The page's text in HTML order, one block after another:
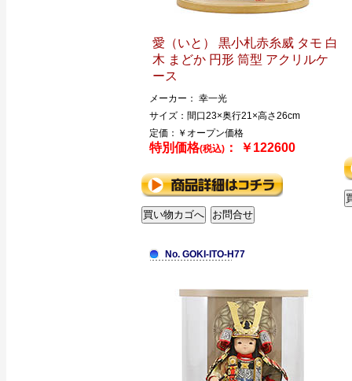
愛（いと） 黒小札赤糸威 タモ 白
木 まどか 円形 筒型 アクリルケ
ース
メーカー： 幸一光
サイズ：間口23×奥行21×高さ26cm
定価：￥オープン価格
特別価格(税込)： ￥122600
No. GOKI-ITO-H77